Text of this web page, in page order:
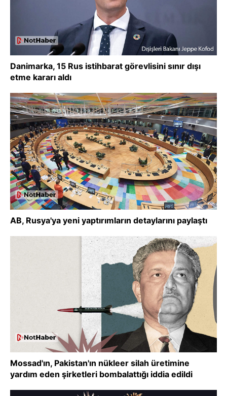
Danimarka, 15 Rus istihbarat görevlisini sınır dışı
etme kararı aldı
AB, Rusya'ya yeni yaptırımların detaylarını paylaştı
Mossad'ın, Pakistan'ın nükleer silah üretimine
yardım eden şirketleri bombalattığı iddia edildi